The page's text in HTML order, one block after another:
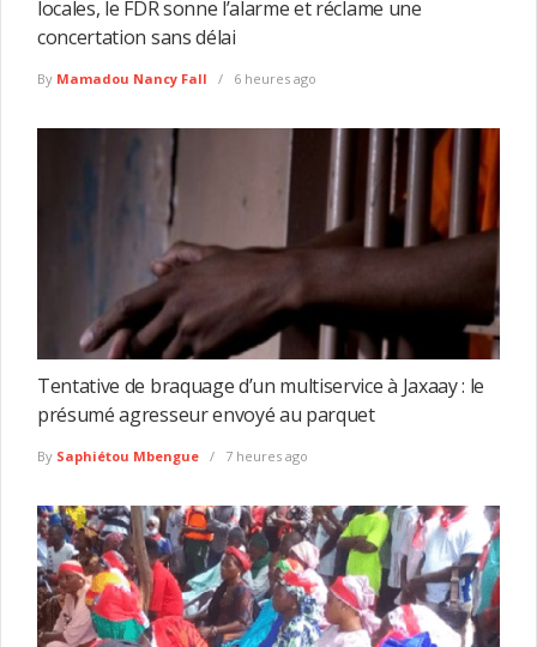
locales, le FDR sonne l’alarme et réclame une
concertation sans délai
By Mamadou Nancy Fall 6 heures ago
Tentative de braquage d’un multiservice à Jaxaay : le
présumé agresseur envoyé au parquet
By Saphiétou Mbengue 7 heures ago